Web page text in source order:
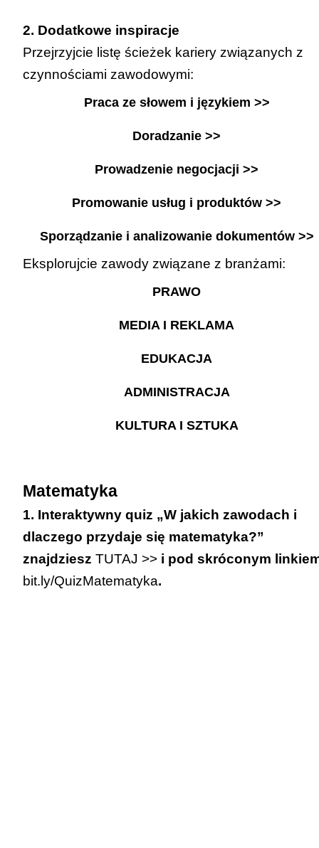
2. Dodatkowe inspiracje
Przejrzyjcie listę ścieżek kariery związanych z
czynnościami zawodowymi:
Praca ze słowem i językiem >>
Doradzanie >>
Prowadzenie negocjacji >>
Promowanie usług i produktów >>
Sporządzanie i analizowanie dokumentów >>
Eksplorujcie zawody związane z branżami:
PRAWO
MEDIA I REKLAMA
EDUKACJA
ADMINISTRACJA
KULTURA I SZTUKA
Matematyka
1. Interaktywny quiz „W jakich zawodach i
dlaczego przydaje się matematyka?”
znajdziesz TUTAJ >> i pod skróconym
bit.ly/QuizMatematyka.